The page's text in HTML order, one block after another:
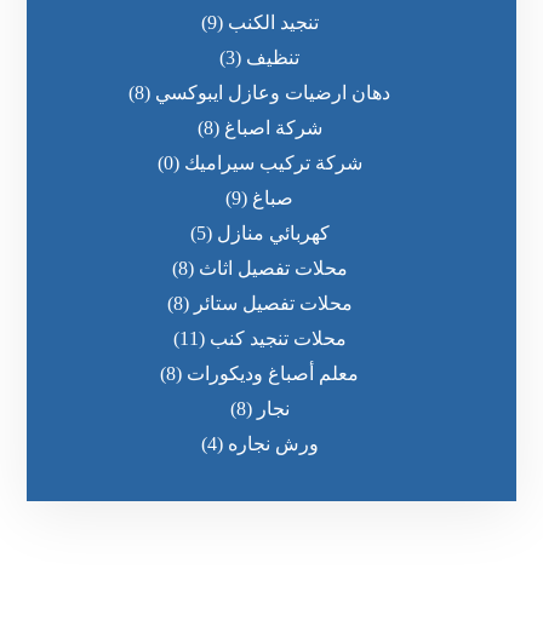
تنجيد الكنب (9)
تنظيف (3)
دهان ارضيات وعازل ايبوكسي (8)
شركة اصباغ (8)
شركة تركيب سيراميك (0)
صباغ (9)
كهربائي منازل (5)
محلات تفصيل اثاث (8)
محلات تفصيل ستائر (8)
محلات تنجيد كنب (11)
معلم أصباغ وديكورات (8)
نجار (8)
ورش نجاره (4)